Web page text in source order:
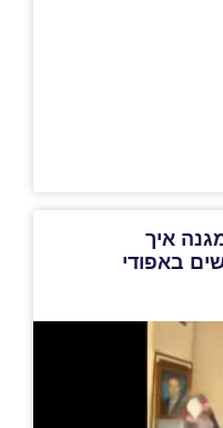
איך
באפודי